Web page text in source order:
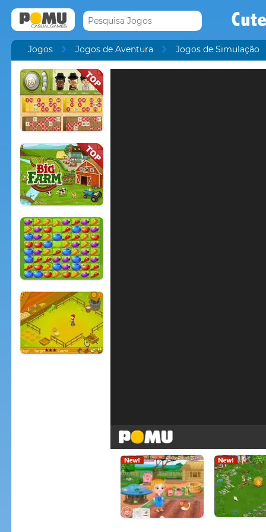
Jogos Jogos de Aventura Jogos de Simulação